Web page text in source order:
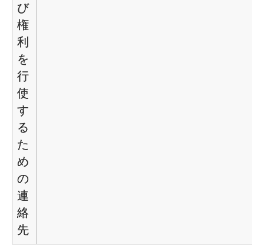
び
権
利
を
行
使
す
る
た
め
の
連
絡
先